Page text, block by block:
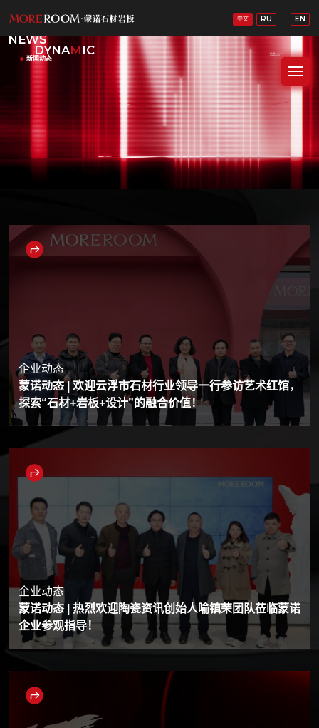
中文 RU EN
NEWS
DYNAM IC
新闻动态
企业动态
蒙诺动态 | 欢迎云浮市石材行业领导一行参访艺术红馆，
探索“石材+岩板+设计”的融合价值！
企业动态
蒙诺动态 | 热烈欢迎陶瓷资讯创始人喻镇荣团队莅临蒙诺
企业参观指导！